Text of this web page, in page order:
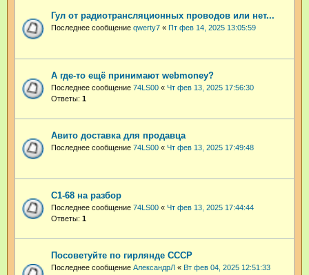
Гул от радиотрансляционных проводов или нет...
Последнее сообщение qwerty7 « Пт фев 14, 2025 13:05:59
А где-то ещё принимают webmoney?
Последнее сообщение 74LS00 « Чт фев 13, 2025 17:56:30
Ответы: 1
Авито доставка для продавца
Последнее сообщение 74LS00 « Чт фев 13, 2025 17:49:48
С1-68 на разбор
Последнее сообщение 74LS00 « Чт фев 13, 2025 17:44:44
Ответы: 1
Посоветуйте по гирлянде СССР
Последнее сообщение АлександрЛ « Вт фев 04, 2025 12:51:33